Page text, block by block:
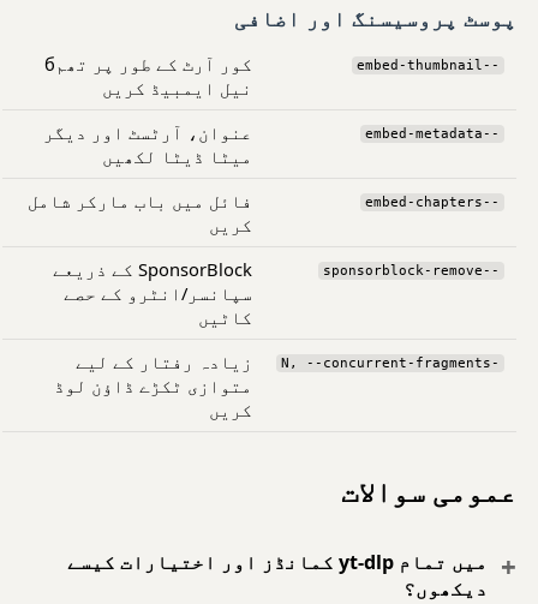
پوسٹ پروسیسنگ اور اضافی
--embed-thumbnail
کور آرٹ کے طور پر تھمб
نیل ایمبیڈ کریں
--embed-metadata
عنوان، آرٹسٹ اور دیگر
میٹا ڈیٹا لکھیں
--embed-chapters
فائل میں باب مارکر شامل
کریں
--sponsorblock-remove
SponsorBlock کے ذریعے
سپانسر/انٹرو کے حصے
کاٹیں
-N, --concurrent-fragments
زیادہ رفتار کے لیے
متوازی ٹکڑے ڈاؤن لوڈ
کریں
عمومی سوالات
میں تمام yt-dlp کمانڈز اور اختیارات کیسے
دیکھوں؟